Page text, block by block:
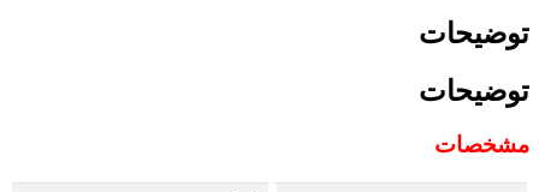
توضیحات
توضیحات
مشخصات